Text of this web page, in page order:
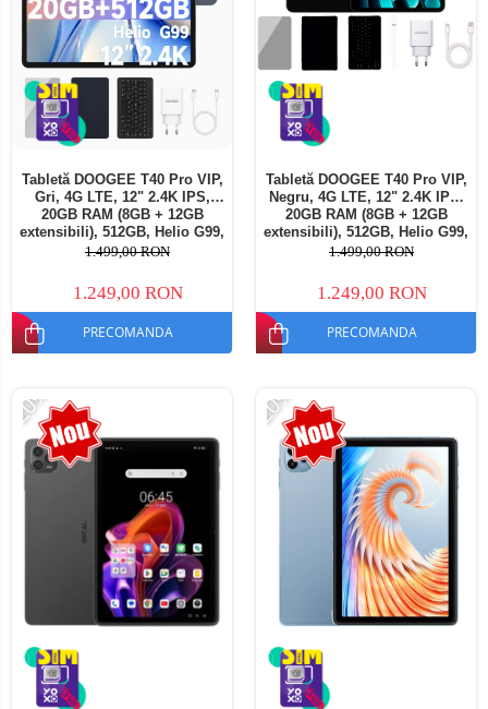
Tabletă DOOGEE T40 Pro VIP,
Gri, 4G LTE, 12" 2.4K IPS,
20GB RAM (8GB + 12GB
extensibili), 512GB, Helio G99,
10800mAh, 33W, Android 14,
1.499,00 RON
1.249,00 RON
PRECOMANDA
Tabletă DOOGEE T40 Pro VIP,
Negru, 4G LTE, 12" 2.4K IPS,
20GB RAM (8GB + 12GB
extensibili), 512GB, Helio G99,
10800mAh, 33W, Android 14,
1.499,00 RON
1.249,00 RON
PRECOMANDA
-20% -20%